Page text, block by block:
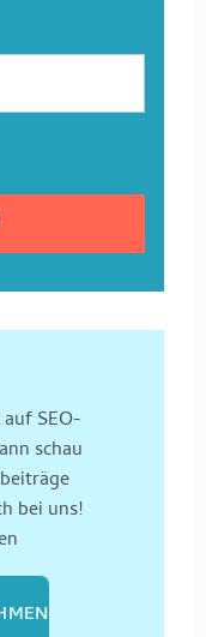
SEO-
schau
bei uns!